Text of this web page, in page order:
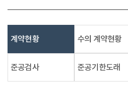
계약현황 수의 계약현황
준공검사 준공기한도래